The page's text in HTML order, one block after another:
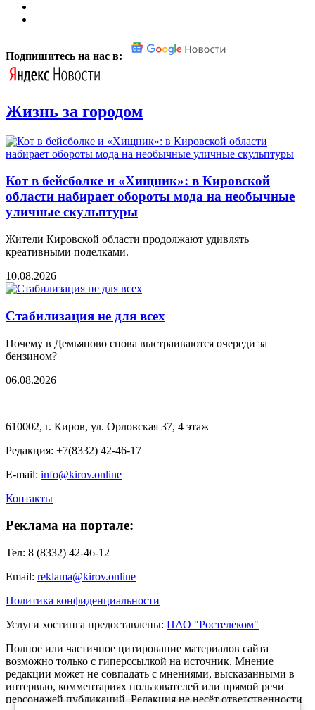
Подпишитесь на нас в:
Жизнь за городом
Кот в бейсболке и «Хищник»: в Кировской
области набирает обороты мода на необычные
уличные скульптуры
Жители Кировской области продолжают удивлять
креативными поделками.
10.08.2026
Стабилизация не для всех
Почему в Демьяново снова выстраиваются очереди за
бензином?
06.08.2026
610002, г. Киров, ул. Орловская 37, 4 этаж
Редакция: +7(8332) 42-46-17
E-mail: info@kirov.online
Контакты
Реклама на портале:
Тел: 8 (8332) 42-46-12
Email: reklama@kirov.online
Политика конфиденциальности
Услуги хостинга предоставлены: ПАО "Ростелеком"
Полное или частичное цитирование материалов сайта
возможно только с гиперссылкой на источник. Мнение
редакции может не совпадать с мнениями, высказанными в
интервью, комментариях пользователей или прямой речи
персонажей публикаций. Редакция не несёт ответственности